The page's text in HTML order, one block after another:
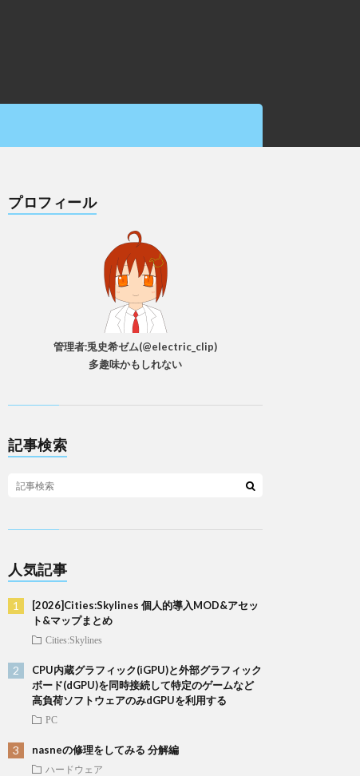
プロフィール
管理者:兎史希ゼム(@electric_clip)
多趣味かもしれない
記事検索
人気記事
[2026]Cities:Skylines 個人的導入MOD&アセッ
ト&マップまとめ
Cities:Skylines
CPU内蔵グラフィック(iGPU)と外部グラフィック
ボード(dGPU)を同時接続して特定のゲームなど
高負荷ソフトウェアのみdGPUを利用する
PC
nasneの修理をしてみる 分解編
ハードウェア